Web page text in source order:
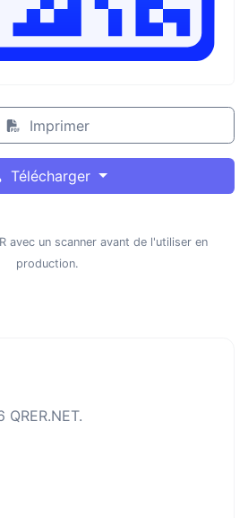
Imprimer
Télécharger
avec un scanner avant de l'utiliser en
production.